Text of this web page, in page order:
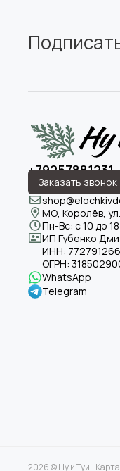
+79257881231
Заказать звонок
МО, Королёв,
Пн-Вс: с 10 до
ИП Губенко
ИНН:
ОГРН:
WhatsApp
Telegram
2026 © Ну и Туи!.